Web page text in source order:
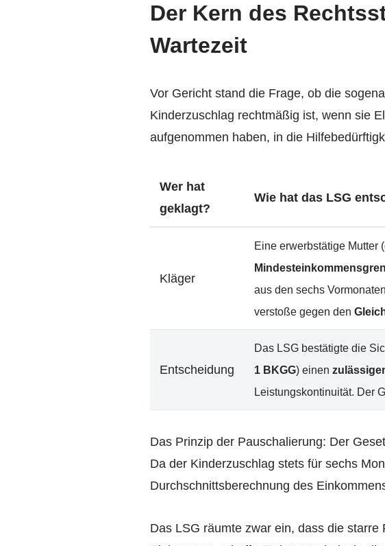
Der Kern des
Wartezeit
Vor Gericht stand die Frage, ob die
Kinderzuschlag rechtmäßig ist, wenn sie
aufgenommen haben, in die
Wer hat
geklagt?
Wie hat das LSG
Kläger
Eine erwerbstätige Mutter
aus den sechs
verstoße gegen den
Entscheidung
Das LSG bestätigte die
1 BKGG) einen
Leistungskontinuität. Der
Das Prinzip der Pauschalierung: Der
Da der Kinderzuschlag stets für sechs
Durchschnittsberechnung des
Das LSG räumte zwar ein, dass die